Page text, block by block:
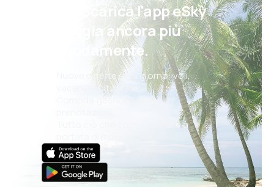
Psst! Scarica l'app eSky
e viaggia ancora più
comodamente.
Nuove offerte ogni giorno: voli,
vacanze, city break
Comoda gestione delle
Tutto ciò che conta, sempre a